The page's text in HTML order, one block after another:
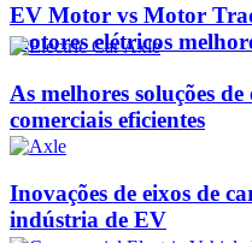
EV Motor vs Motor
motores elétricos
As melhores soluções
comerciais eficientes
Inovações de eixos de
indústria de EV